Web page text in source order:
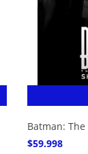
Batman:
$59.998